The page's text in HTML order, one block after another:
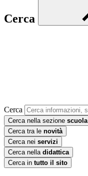
Cerca
Cerca
Cerca nella sezione scuola
Cerca tra le novità
Cerca nei servizi
Cerca nella didattica
Cerca in tutto il sito